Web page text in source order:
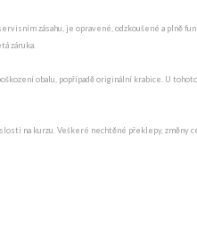
zásahu, je opravené, odzkoušené a plně
záruka.
obalu, popřípadě originální krabice. U
na kurzu. Veškeré nechtěné překlepy, změny